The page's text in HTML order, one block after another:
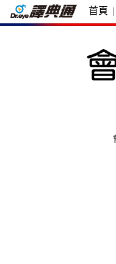
首頁 |